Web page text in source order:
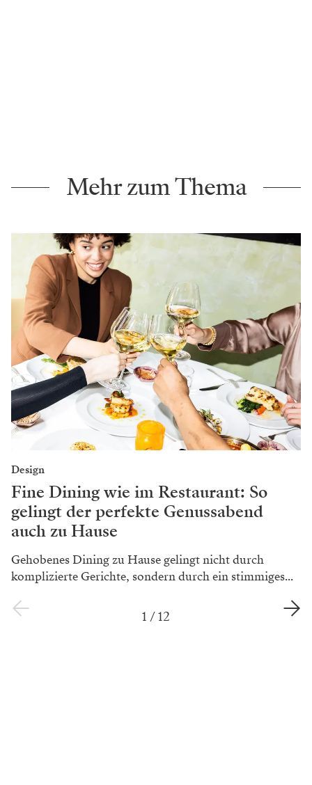
Mehr zum Thema
Design
Fine Dining wie im Restaurant: So
gelingt der perfekte Genussabend
auch zu Hause
Gehobenes Dining zu Hause gelingt nicht durch
komplizierte Gerichte, sondern durch ein stimmiges...
1 /12